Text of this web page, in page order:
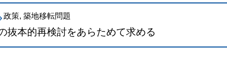
政策, 築地移転問題
抜本的再検討をあらためて求める